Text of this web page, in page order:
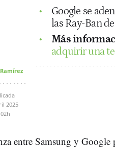
Google se
las Ray-Ban
Más
adquirir una
2025
entre Samsung y Google